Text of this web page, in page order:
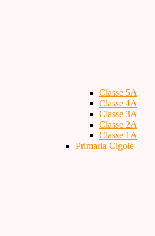
Classe 5A
Classe 4A
Classe 3A
Classe 2A
Classe 1A
Primaria Cigole